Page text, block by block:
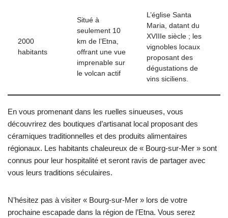
2000
habitants
Situé à
seulement 10
km de l’Etna,
offrant une vue
imprenable sur
le volcan actif
L’église Santa
Maria, datant du
XVIIIe siècle ; les
vignobles locaux
proposant des
dégustations de
vins siciliens.
En vous promenant dans les ruelles sinueuses, vous
découvrirez des boutiques d’artisanat local proposant des
céramiques traditionnelles et des produits alimentaires
régionaux. Les habitants chaleureux de « Bourg-sur-Mer » sont
connus pour leur hospitalité et seront ravis de partager avec
vous leurs traditions séculaires.
N’hésitez pas à visiter « Bourg-sur-Mer » lors de votre
prochaine escapade dans la région de l’Etna. Vous serez